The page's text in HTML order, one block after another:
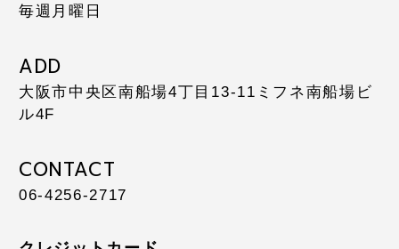
毎週月曜日
ADD
大阪市中央区南船場4丁目13-11 ミフネ南船場ビ
ル4F
CONTACT
06-4256-2717